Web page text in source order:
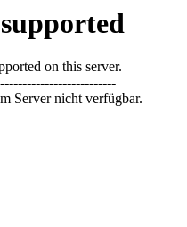
on this server.
Server nicht verfügbar.